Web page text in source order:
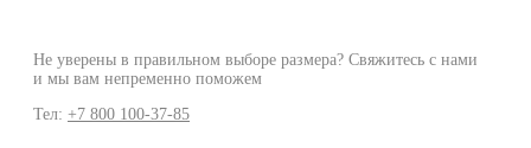
Не уверены в правильном выборе размера? Свяжитесь с нами
и мы вам непременно поможем
Тел: +7 800 100-37-85